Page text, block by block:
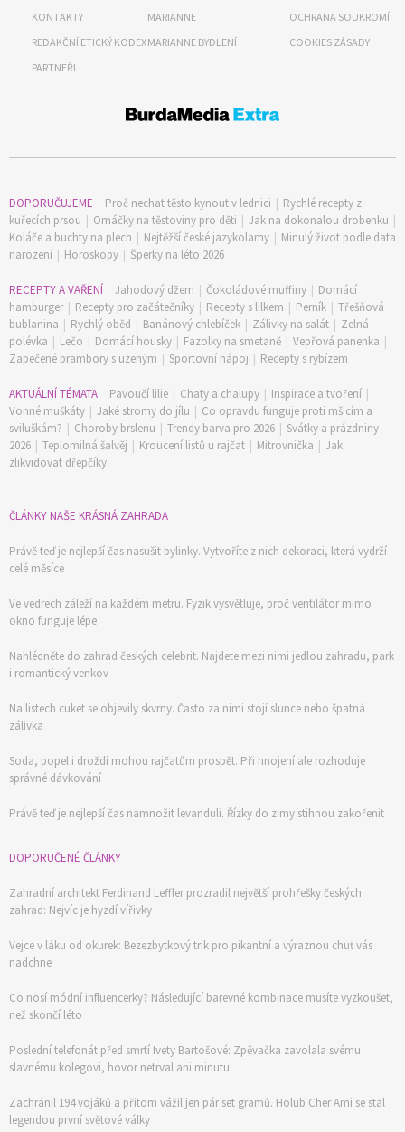
KONTAKTY
REDAKČNÍ ETICKÝ KODEX
PARTNEŘI
MARIANNE
MARIANNE BYDLENÍ
OCHRANA SOUKROMÍ
COOKIES ZÁSADY
DOPORUČUJEME Proč nechat těsto kynout v lednici | Rychlé recepty z
kuřecích prsou | Omáčky na těstoviny pro děti | Jak na dokonalou drobenku |
Koláče a buchty na plech | Nejtěžší české jazykolamy | Minulý život podle data
narození | Horoskopy | Šperky na léto 2026
RECEPTY A VAŘENÍ Jahodový džem | Čokoládové muffiny | Domácí
hamburger | Recepty pro začátečníky | Recepty s lilkem | Perník | Třešňová
bublanina | Rychlý oběd | Banánový chlebíček | Zálivky na salát | Zelná
polévka | Lečo | Domácí housky | Fazolky na smetaně | Vepřová panenka |
Zapečené brambory s uzeným | Sportovní nápoj | Recepty s rybízem
AKTUÁLNÍ TÉMATA Pavoučí lilie | Chaty a chalupy | Inspirace a tvoření |
Vonné muškáty | Jaké stromy do jílu | Co opravdu funguje proti mšicím a
sviluškám? | Choroby brslenu | Trendy barva pro 2026 | Svátky a prázdniny
2026 | Teplomilná šalvěj | Kroucení listů u rajčat | Mitrovnička | Jak
zlikvidovat dřepčíky
ČLÁNKY NAŠE KRÁSNÁ ZAHRADA
Právě teď je nejlepší čas nasušit bylinky. Vytvoříte z nich dekoraci, která vydrží
celé měsíce
Ve vedrech záleží na každém metru. Fyzik vysvětluje, proč ventilátor mimo
okno funguje lépe
Nahlédněte do zahrad českých celebrit. Najdete mezi nimi jedlou zahradu, park
i romantický venkov
Na listech cuket se objevily skvrny. Často za nimi stojí slunce nebo špatná
zálivka
Soda, popel i droždí mohou rajčatům prospět. Při hnojení ale rozhoduje
správné dávkování
Právě teď je nejlepší čas namnožit levanduli. Řízky do zimy stihnou zakořenit
DOPORUČENÉ ČLÁNKY
Zahradní architekt Ferdinand Leffler prozradil největší prohřešky českých
zahrad: Nejvíc je hyzdí vířivky
Vejce v láku od okurek: Bezezbytkový trik pro pikantní a výraznou chuť vás
nadchne
Co nosí módní influencerky? Následující barevné kombinace musíte vyzkoušet,
než skončí léto
Poslední telefonát před smrtí Ivety Bartošové: Zpěvačka zavolala svému
slavnému kolegovi, hovor netrval ani minutu
Zachránil 194 vojáků a přitom vážil jen pár set gramů. Holub Cher Ami se stal
legendou první světové války